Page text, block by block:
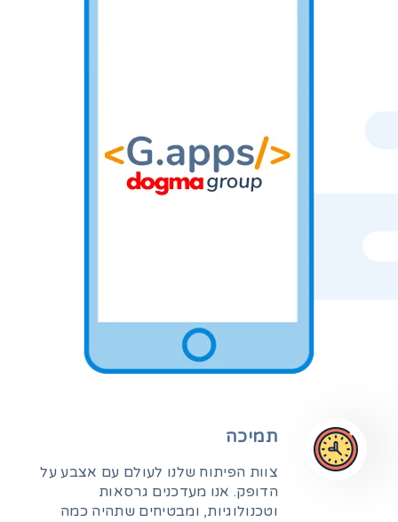
תמיכה
צוות הפיתוח שלנו לעולם עם אצבע על
הדופק. אנו מעדכנים גרסאות
וטכנולוגיות, ומבטיחים שתהיה כמה